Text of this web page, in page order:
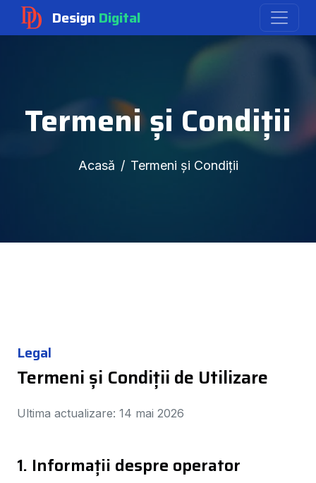
DesignDigital
Termeni și Condiții
Acasă Termeni și Condiții
Legal
Termeni și Condiții de Utilizare
Ultima actualizare: 14 mai 2026
1. Informații despre operator